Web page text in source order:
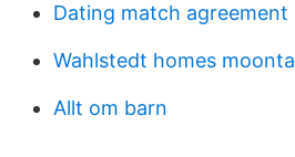
Dating match agreement
Wahlstedt homes moonta
Allt om barn